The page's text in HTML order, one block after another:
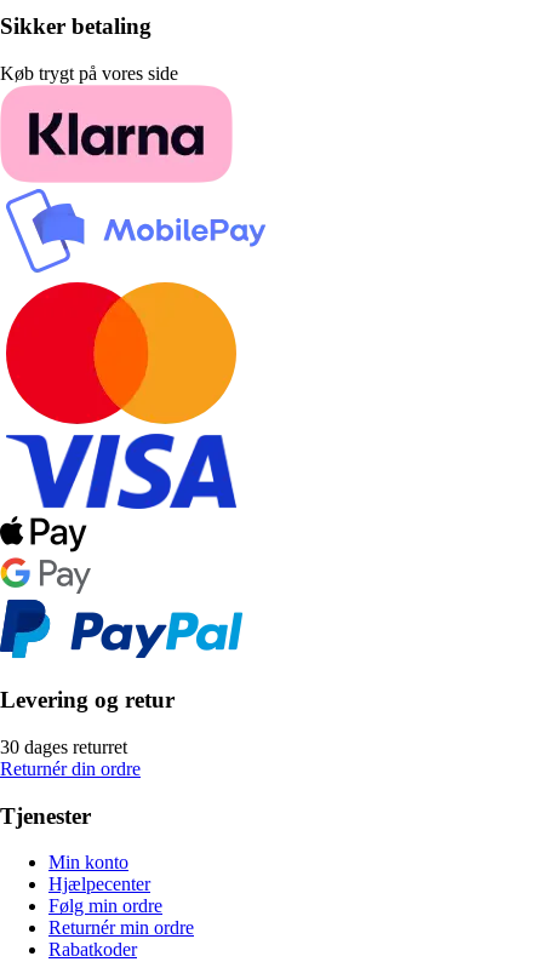
Sikker betaling
Køb trygt på vores side
Levering og retur
30 dages returret
Returnér din ordre
Tjenester
Min konto
Hjælpecenter
Følg min ordre
Returnér min ordre
Rabatkoder